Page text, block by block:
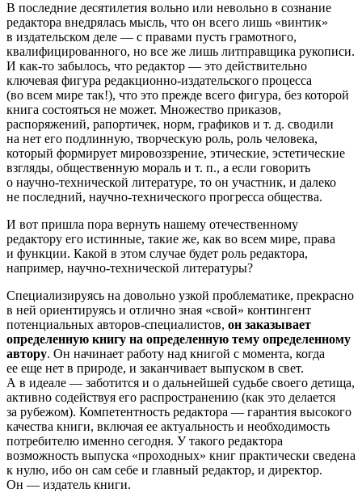
В последние десятилетия вольно или невольно в сознание
редактора внедрялась мысль, что он всего лишь «винтик»
в издательском деле — с правами пусть грамотного,
квалифицированного, но все же лишь литправщика рукописи.
И как-то забылось, что редактор — это действительно
ключевая фигура редакционно-издательского процесса
(во всем мире так!), что это прежде всего фигура, без которой
книга состояться не может. Множество приказов,
распоряжений, рапортичек, норм, графиков и т. д. сводили
на нет его подлинную, творческую роль, роль человека,
который формирует мировоззрение, этические, эстетические
взгляды, общественную мораль и т. п., а если говорить
о научно-технической литературе, то он участник, и далеко
не последний, научно-технического прогресса общества.
И вот пришла пора вернуть нашему отечественному
редактору его истинные, такие же, как во всем мире, права
и функции. Какой в этом случае будет роль редактора,
например, научно-технической литературы?
Специализируясь на довольно узкой проблематике, прекрасно
в ней ориентируясь и отлично зная «свой» контингент
потенциальных авторов-специалистов, он заказывает
определенную книгу на определенную тему определенному
автору. Он начинает работу над книгой с момента, когда
ее еще нет в природе, и заканчивает выпуском в свет.
А в идеале — заботится и о дальнейшей судьбе своего детища,
активно содействуя его распространению (как это делается
за рубежом). Компетентность редактора — гарантия высокого
качества книги, включая ее актуальность и необходимость
потребителю именно сегодня. У такого редактора
возможность выпуска «проходных» книг практически сведена
к нулю, ибо он сам себе и главный редактор, и директор.
Он — издатель книги.